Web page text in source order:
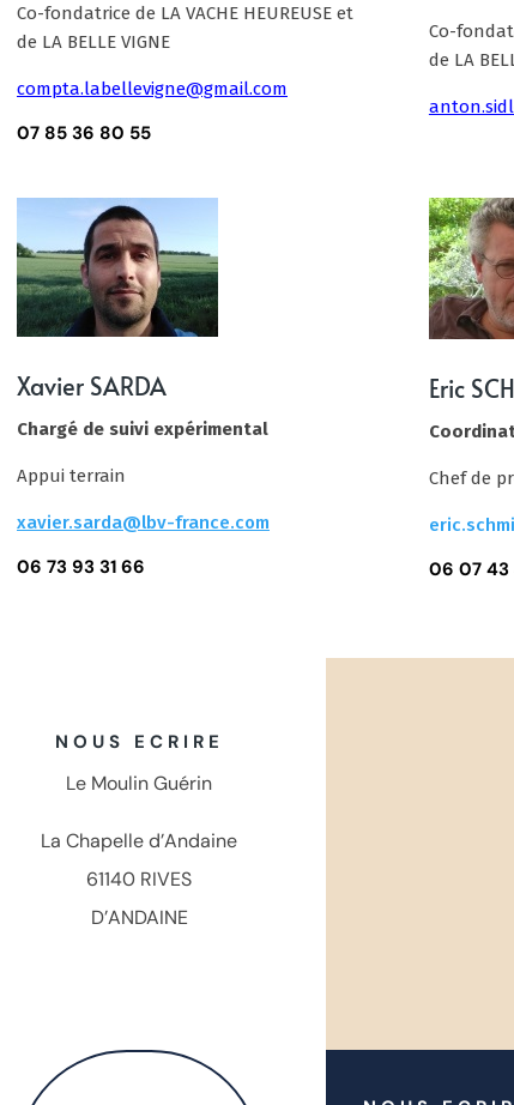
Co-fondatrice de LA VACHE HEUREUSE et
de LA BELLE VIGNE
compta.labellevigne@gmail.com
07 85 36 80 55
Co-
de LA
Xavier SARDA
Chargé de suivi expérimental
Appui terrain
xavier.sarda@lbv-france.com
06 73 93 31 66
Eric
Chef de
06 07 43
NOUS ECRIRE
Le Moulin Guérin
La Chapelle d’Andaine
61140 RIVES
D’ANDAINE